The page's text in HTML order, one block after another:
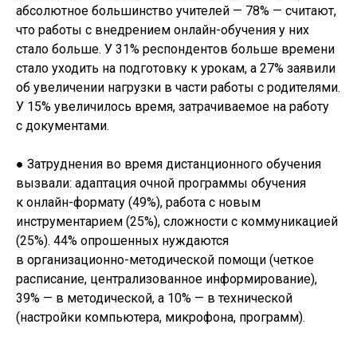
абсолютное большинство учителей — 78% — считают,
что работы с внедрением онлайн-обучения у них
стало больше. У 31% респондентов больше времени
стало уходить на подготовку к урокам, а 27% заявили
об увеличении нагрузки в части работы с родителями.
У 15% увеличилось время, затрачиваемое на работу
с документами.
● Затруднения во время дистанционного обучения
вызвали: адаптация очной программы обучения
к онлайн-формату (49%), работа с новым
инструментарием (25%), сложности с коммуникацией
(25%). 44% опрошенных нуждаются
в организационно-методической помощи (четкое
расписание, централизованное информирование),
39% — в методической, а 10% — в технической
(настройки компьютера, микрофона, программ).